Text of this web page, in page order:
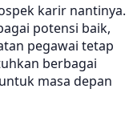
karir nantinya.
potensi baik,
pegawai tetap
berbagai
masa depan